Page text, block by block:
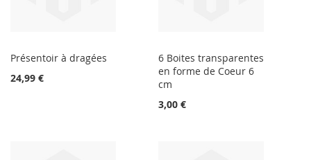
Présentoir à dragées
24,99 €
6 Boites transparentes
en forme de Coeur 6
cm
3,00 €